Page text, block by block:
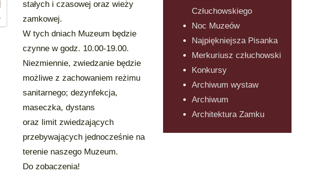
Człuchowskiego
Noc Muzeów
Najpiękniejsza Pisanka
Merkuriusz człuchowski
Konkursy
Archiwum wystaw
Archiwum
Architektura Zamku
stałych i czasowej oraz wieży
zamkowej.
W tych dniach Muzeum będzie
czynne w godz. 10.00-19.00.
Niezmiennie, zwiedzanie będzie
możliwe z zachowaniem reżimu
sanitarnego; dezynfekcja,
maseczka, dystans
oraz limit zwiedzających
przebywających jednocześnie na
terenie naszego Muzeum.
Do zobaczenia!